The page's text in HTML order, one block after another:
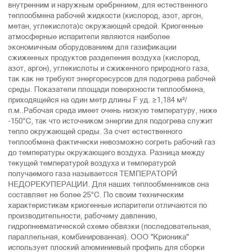
внутренним и наружным оребрением, для естественного
теплообмена рабочей жидкости (кислород, азот, аргон,
метан, углекислота)с окружающей средой. Криогенные
атмосферные испарители являются наиболее
экономичным оборудованием для газификации
сжиженных продуктов разделения воздуха (кислород,
азот, аргон), углекислоты и сжиженного природного газа,
так как не требуют энергоресурсов для подогрева рабочей
среды. Показатели площади поверхности теплообмена,
приходящейся на один метр длины F уд. ≥1,184 м²/
п.м..Рабочая среда имеет очень низкую температуру, ниже
-150°С, так что источником энергии для подогрева служит
тепло окружающей среды. За счет естественного
теплообмена фактически невозможно согреть рабочий газ
до температуры окружающего воздуха. Разница между
текущей температурой воздуха и температурой
получаемого газа называетсся ТЕМПЕРАТОРЙ
НЕДОРЕКУПЕРАЦИИ. Для наших теплообменников она
составляет не более 25°С. По своим техническим
характеристикам криогенные испарители отличаются по
производительности, рабочему давлению,
гидропневматической схеме обвязки (последовательная,
параллельная, комбинированная). ООО "Крионика"
использует плоский алюминиевый профиль для сборки